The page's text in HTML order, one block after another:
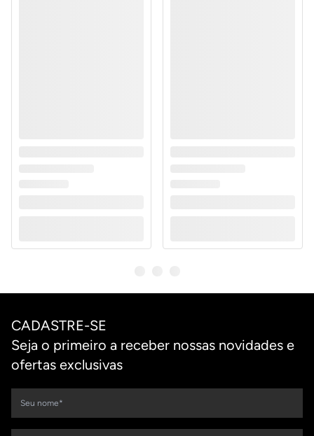
CADASTRE-SE
Seja o primeiro a receber nossas novidades e
ofertas exclusivas